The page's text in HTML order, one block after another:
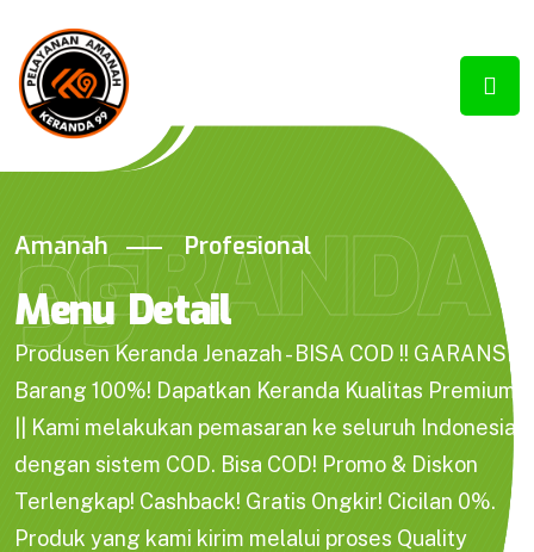
KERANDA
99
Amanah Profesional
Menu Detail
Produsen Keranda Jenazah - BISA COD !! GARANSI
Barang 100%! Dapatkan Keranda Kualitas Premium
|| Kami melakukan pemasaran ke seluruh Indonesia
dengan sistem COD. Bisa COD! Promo & Diskon
Terlengkap! Cashback! Gratis Ongkir! Cicilan 0%.
Produk yang kami kirim melalui proses Quality